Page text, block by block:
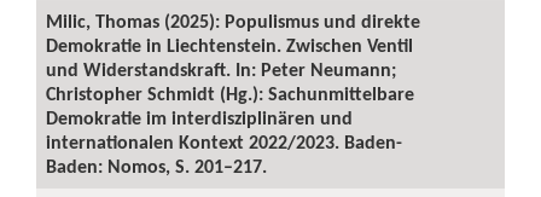
Milic, Thomas (2025): Populismus und direkte
Demokratie in Liechtenstein. Zwischen Ventil
und Widerstandskraft. In: Peter Neumann;
Christopher Schmidt (Hg.): Sachunmittelbare
Demokratie im interdisziplinären und
internationalen Kontext 2022/2023. Baden-
Baden: Nomos, S. 201–217.